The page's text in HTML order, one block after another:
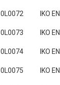
0L0072 IKO
0L0073 IKO
0L0074 IKO
0L0075 IKO